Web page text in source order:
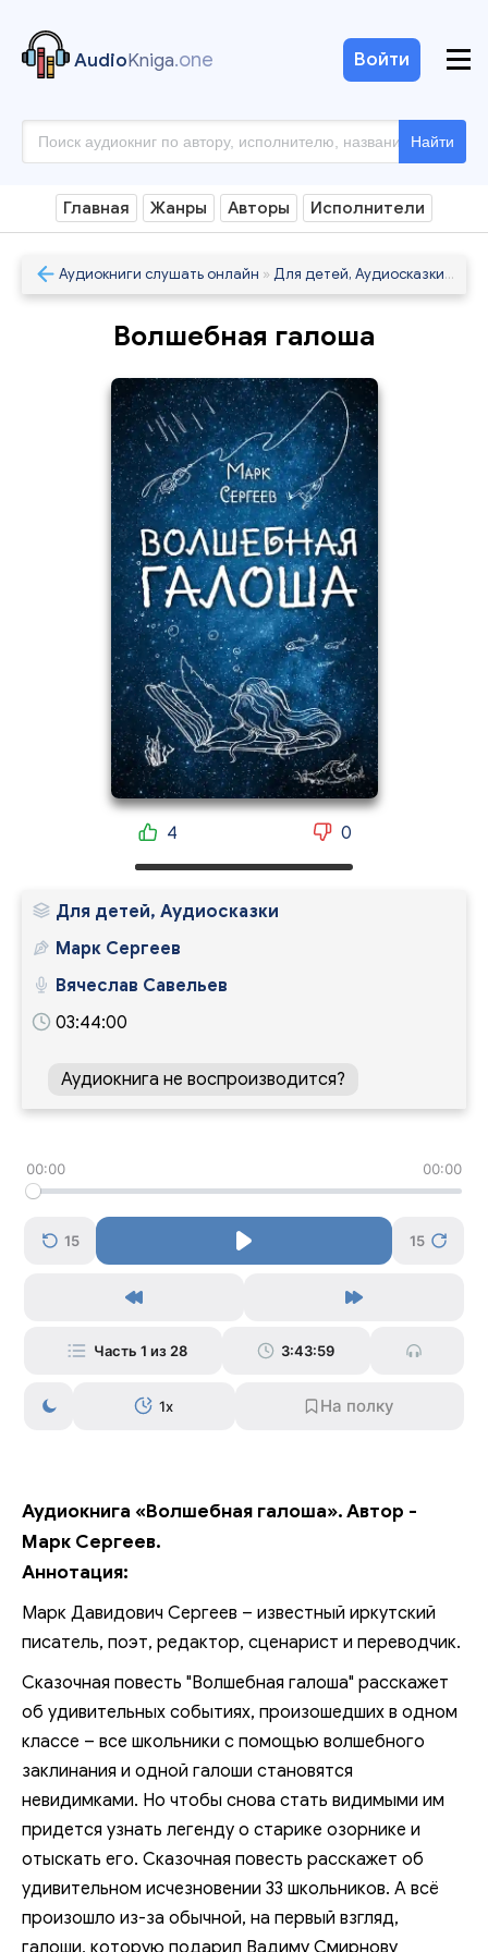
AudioKniga.one
Найти
Войти
Главная Жанры Авторы Исполнители
Аудиокниги слушать онлайн » Для детей, Аудиосказки»
Волшебная галоша
4 0
Для детей, Аудиосказки
Марк Сергеев
Вячеслав Савельев
03:44:00
Аудиокнига не воспроизводится?
00:00 00:00
15 15
Часть 1 из 28 3:43:59
1x
Аудиокнига «Волшебная галоша». Автор -
Марк Сергеев.
Аннотация:
Марк Давидович Сергеев – известный иркутский
писатель, поэт, редактор, сценарист и переводчик.
Сказочная повесть "Волшебная галоша" расскажет
об удивительных событиях, произошедших в одном
классе – все школьники с помощью волшебного
заклинания и одной галоши становятся
невидимками. Но чтобы снова стать видимыми им
придется узнать легенду о старике озорнике и
отыскать его. Сказочная повесть расскажет об
удивительном исчезновении 33 школьников. А всё
произошло из-за обычной, на первый взгляд,
галоши, которую подарил Вадиму Смирнову